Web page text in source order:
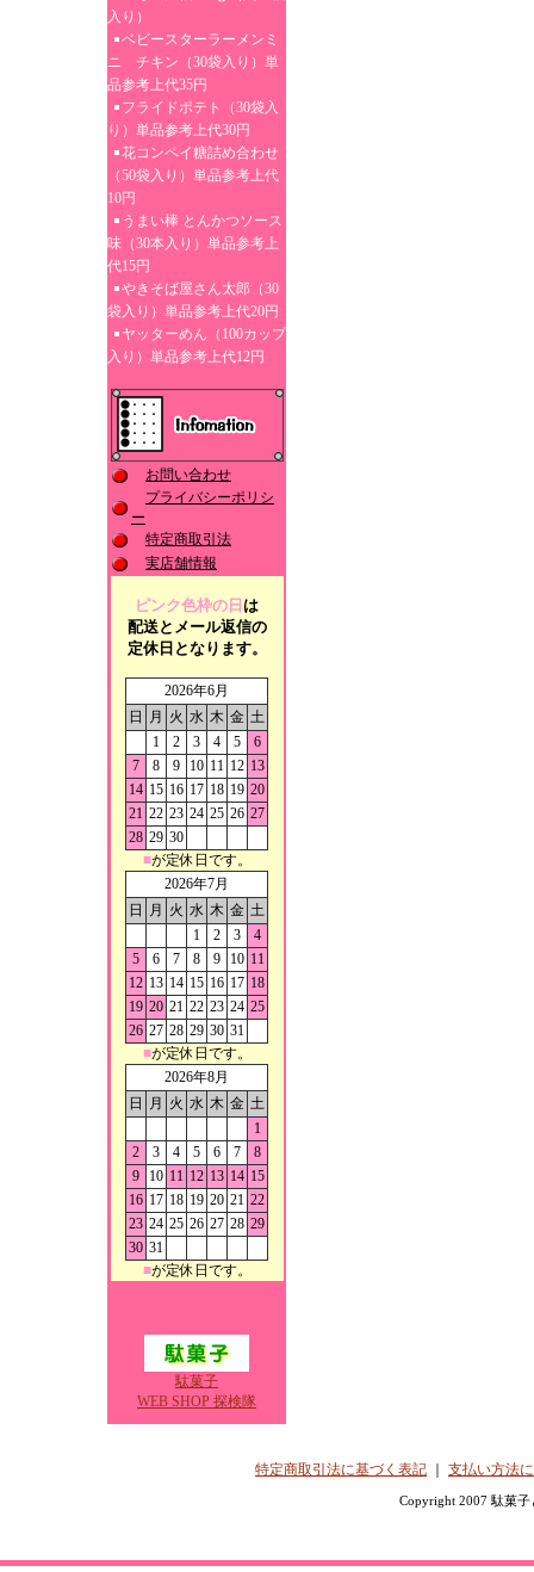
入り）
ベビースターラーメンミ
ニ チキン（30袋入り）単
品参考上代35円
フライドポテト（30袋入
り）単品参考上代30円
花コンペイ糖詰め合わせ
（50袋入り）単品参考上代
10円
うまい棒 とんかつソース
味（30本入り）単品参考上
代15円
やきそば屋さん太郎（30
袋入り）単品参考上代20円
ヤッターめん（100カップ
入り）単品参考上代12円
お問い合わせ
プライバシーポリシ
ー
特定商取引法
実店舗情報
ピンク色枠の日 は
配送とメール返信の
定休日となります。
2026年6月
日
月 火 水 木 金 土
1
2 3 4 5
6
7
8 9 10 11 12 13
14 15 16 17 18 19 20
21 22 23 24 25 26 27
28 29 30
■が定休日です。
2026年7月
日
月 火 水 木 金 土
1
2 3
4
5
6 7 8 9 10 11
12 13 14 15 16 17 18
19 20 21 22 23 24 25
26 27 28 29 30 31
■が定休日です。
2026年8月
日
月 火 水 木 金 土
1
2
3 4 5 6 7
8
9
10 11 12 13 14 15
16 17 18 19 20 21 22
23 24 25 26 27 28 29
30 31
■が定休日です。
駄菓子
WEB SHOP 探検隊
特定商取引法に基づく表記 支払い方法
Copyright 2007 駄菓